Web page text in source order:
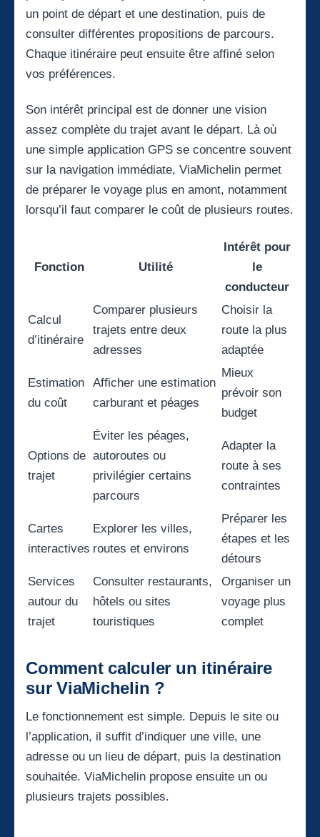
un point de départ et une destination, puis de
consulter différentes propositions de parcours.
Chaque itinéraire peut ensuite être affiné selon
vos préférences.
Son intérêt principal est de donner une vision
assez complète du trajet avant le départ. Là où
une simple application GPS se concentre souvent
sur la navigation immédiate, ViaMichelin permet
de préparer le voyage plus en amont, notamment
lorsqu’il faut comparer le coût de plusieurs routes.
Fonction Utilité
Intérêt pour
le
conducteur
Calcul
d’itinéraire
Comparer plusieurs
trajets entre deux
adresses
Choisir la
route la plus
adaptée
Estimation
du coût
Afficher une estimation
carburant et péages
Mieux
prévoir son
budget
Options de
trajet
Éviter les péages,
autoroutes ou
privilégier certains
parcours
Adapter la
route à ses
contraintes
Cartes
interactives
Explorer les villes,
routes et environs
Préparer les
étapes et les
détours
Services
autour du
trajet
Consulter restaurants,
hôtels ou sites
touristiques
Organiser un
voyage plus
complet
Comment calculer un itinéraire
sur ViaMichelin ?
Le fonctionnement est simple. Depuis le site ou
l’application, il suffit d’indiquer une ville, une
adresse ou un lieu de départ, puis la destination
souhaitée. ViaMichelin propose ensuite un ou
plusieurs trajets possibles.